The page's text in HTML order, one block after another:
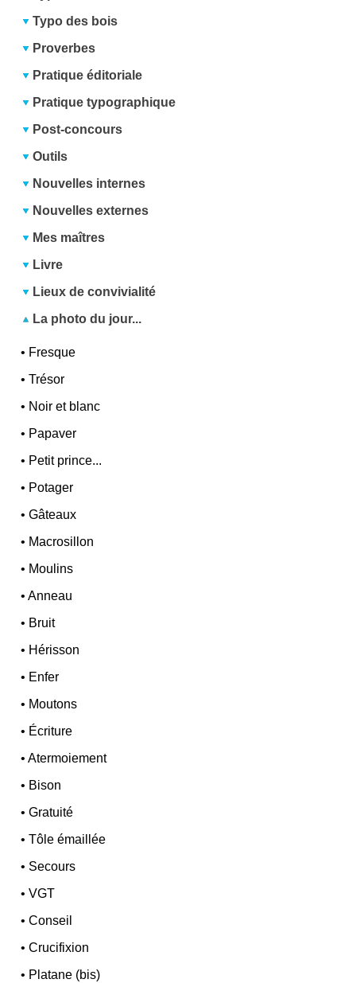
Typo des bois
Proverbes
Pratique éditoriale
Pratique typographique
Post-concours
Outils
Nouvelles internes
Nouvelles externes
Mes maîtres
Livre
Lieux de convivialité
La photo du jour...
• Fresque
•Trésor
• Noir et blanc
• Papaver
• Petit prince...
• Potager
•Gâteaux
• Macrosillon
• Moulins
•Anneau
• Bruit
• Hérisson
• Enfer
• Moutons
• Écriture
•Atermoiement
• Bison
•Gratuité
•Tôle émaillée
• Secours
•VGT
•Conseil
•Crucifixion
• Platane (bis)